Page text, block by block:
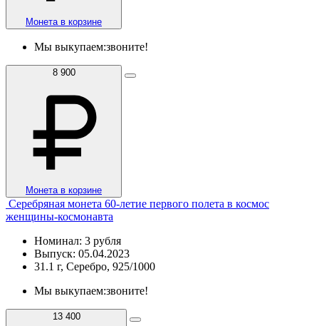
Монета в корзине
Мы выкупаем:звоните!
8 900
Монета в корзине
Серебряная монета 60-летие первого полета в космос
женщины-космонавта
Номинал: 3 рубля
Выпуск: 05.04.2023
31.1 г, Серебро, 925/1000
Мы выкупаем:звоните!
13 400